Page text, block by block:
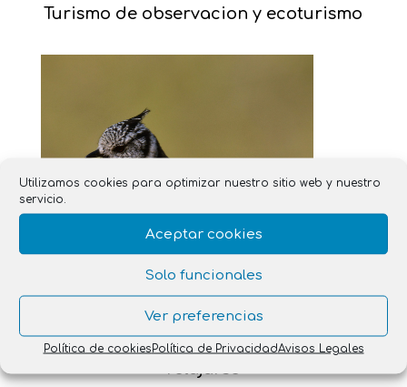
Utilizamos cookies para optimizar nuestro sitio web y nuestro
servicio.
Aceptar cookies
Solo funcionales
Ver preferencias
Política de cookies Política de PrivacidadAvisos Legales
Turismo de observacion y ecoturismo
Ver aves, una buena manera para
relajarse